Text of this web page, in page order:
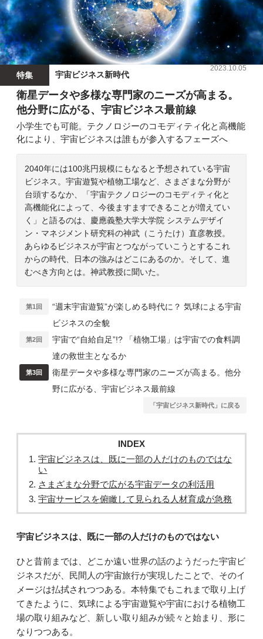
特集 宇宙ビジネス新時代
2023.10.05
衛星データや多様な専門家のニーズが高まる。
他分野に広がる、宇宙ビジネス最前線
小学生でも可能。テクノロジーのコモディティ化と高機能
化により、宇宙ビジネスは誰もが参入するフェーズへ
2040年には100兆円規模にもなると予想されている宇宙
ビジネス。宇宙遊覧や植物工場など、さまざまな分野が
台頭するなか、「宇宙テクノロジーのコモディティ化と
高機能化によって、今後ますますできることが増えてい
く」と語るのは、慶應義塾大学大学院 システムデザイ
ン・マネジメント研究科の神武（こうたけ）直彦教授。
あらゆるビジネスが宇宙とつながっていこうとするこれ
からの時代、日本の強みはどこにあるのか。そして、進
むべき方向とは。神武教授に聞いた。
第1回
“週末宇宙遊覧”が楽しめる時代に？ 気球による宇宙
ビジネスの全貌
第2回
宇宙で“自給自足”!? 「植物工場」は宇宙での食料調
達の救世主となるか
第3回
衛星データや多様な専門家のニーズが高まる。他分
野に広がる、宇宙ビジネス最前線
「宇宙ビジネス新時代」に戻る
INDEX
宇宙ビジネスは、既に一部の人だけのものではな
い
さまざまな分野で広がる宇宙データの利活用
宇宙サービスを俯瞰して見られる人材育成が急務
宇宙ビジネスは、既に一部の人だけのものではない
ひと昔前までは、どこか遠い世界の話のようだった宇宙ビ
ジネスだが、民間人の宇宙旅行が実現したことで、そのイ
メージは払拭されつつある。本特集でもこれまで取り上げ
てきたように、気球による宇宙遊覧や宇宙における植物工
場の取り組みなど、新しい取り組みが続々と始まり、形に
なりつつある。